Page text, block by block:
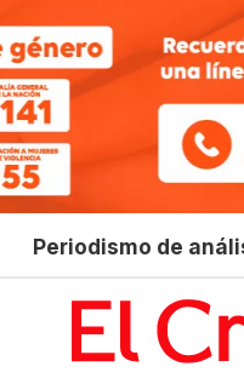
Periodismo de